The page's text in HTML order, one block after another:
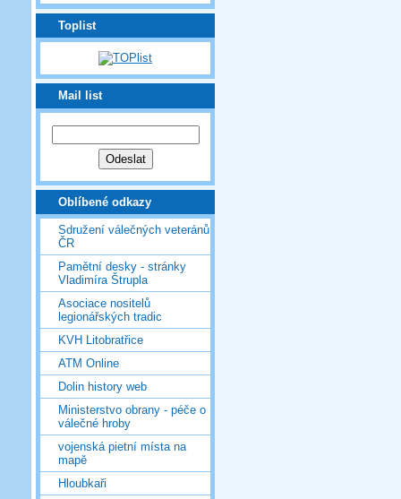
Toplist
Mail list
Oblíbené odkazy
Sdružení válečných veteránů
ČR
Pamětní desky - stránky
Vladimíra Štrupla
Asociace nositelů
legionářských tradic
KVH Litobratřice
ATM Online
Dolin history web
Ministerstvo obrany - péče o
válečné hroby
vojenská pietní místa na
mapě
Hloubkaři